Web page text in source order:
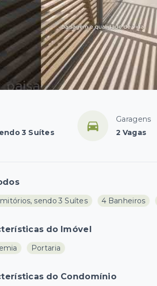
3 Suítes
Garagens
2 Vagas
sendo 3 Suítes 4 Banheiros
do Imóvel
Portaria
do Condomínio